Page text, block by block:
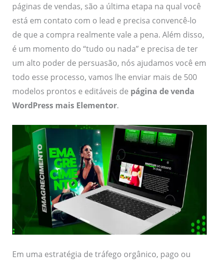
páginas de vendas, são a última etapa na qual você
está em contato com o lead e precisa convencê-lo
de que a compra realmente vale a pena. Além disso,
é um momento do “tudo ou nada” e precisa de ter
um alto poder de persuasão, nós ajudamos você em
todo esse processo, vamos lhe enviar mais de 500
modelos prontos e editáveis de página de venda
WordPress mais Elementor.
Em uma estratégia de tráfego orgânico, pago ou